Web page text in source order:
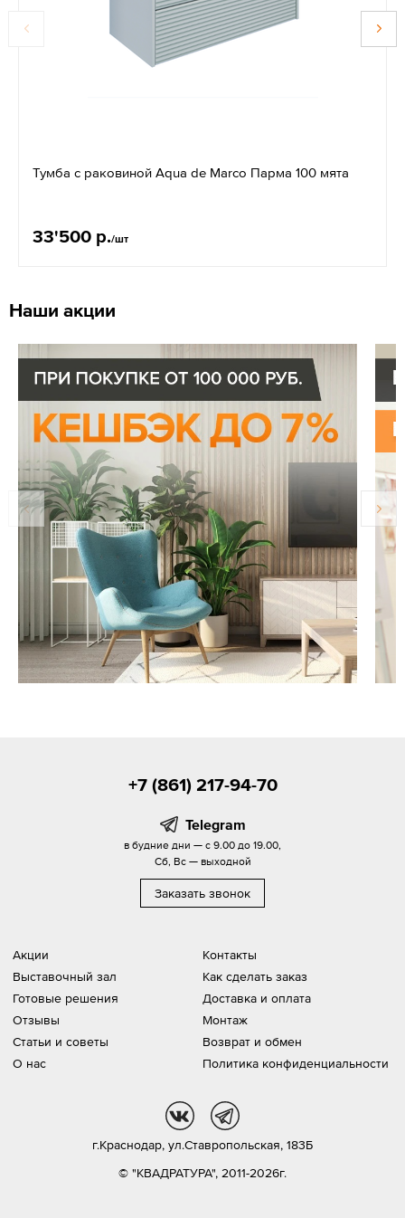
Тумба с раковиной Aqua de Marco Парма 100 мята
33'500 р./шт
Наши акции
Акции
Выставочный зал
Готовые решения
Отзывы
Статьи и советы
О нас
Контакты
Как сделать заказ
Доставка и оплата
Монтаж
Возврат и обмен
Политика конфиденциальности
+7 (861) 217-94-70
Telegram
в будние дни — с 9.00 до 19.00,
Сб, Вс — выходной
Заказать звонок
© "КВАДРАТУРА", 2011-2026г.
г.Краснодар, ул.Ставропольская, 183Б
vk